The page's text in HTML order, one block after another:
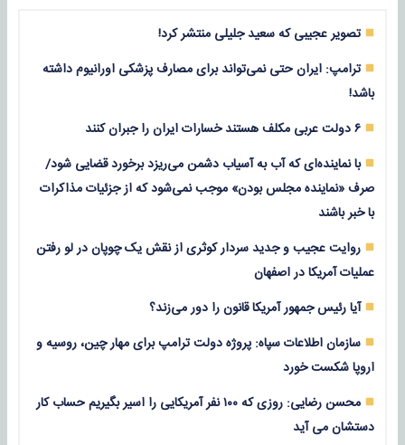
تصویر عجیبی که سعید جلیلی منتشر کرد!
ترامپ: ایران حتی نمی‌تواند برای مصارف پزشکی اورانیوم داشته
باشد!
۶ دولت عربی مکلف هستند خسارات ایران را جبران کنند
با نماینده‌ای که آب به آسیاب دشمن می‌ریزد برخورد قضایی شود/
صرف «نماینده مجلس بودن» موجب نمی‌شود که از جزئیات مذاکرات
با خبر باشند
روایت عجیب و جدید سردار کوثری از نقش یک چوپان در لو رفتن
عملیات آمریکا در اصفهان
آیا رئیس جمهور آمریکا قانون را دور می‌زند؟
سازمان اطلاعات سپاه: پروژه دولت ترامپ برای مهار چین، روسیه و
اروپا شکست خورد
محسن رضایی: روزی که ۱۰۰ نفر آمریکایی را اسیر بگیریم حساب کار
دستشان می آید